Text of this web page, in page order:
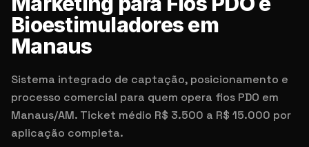
Bioestimuladores em
Manaus
Sistema integrado de captação, posicionamento e
processo comercial para quem opera fios PDO em
Manaus/AM. Ticket médio R$ 3.500 a R$ 15.000 por
aplicação completa.